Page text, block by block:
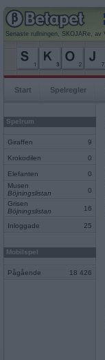
Senaste rullningen, SKOJARe, av
Start Spelregler
Spelrum
Giraffen 9
Krokodilen 0
Elefanten
0
Musen
Böjningslistan
0
Grisen
Böjningslistan
16
Inloggade 25
Mobilspel
Pågående 18 426